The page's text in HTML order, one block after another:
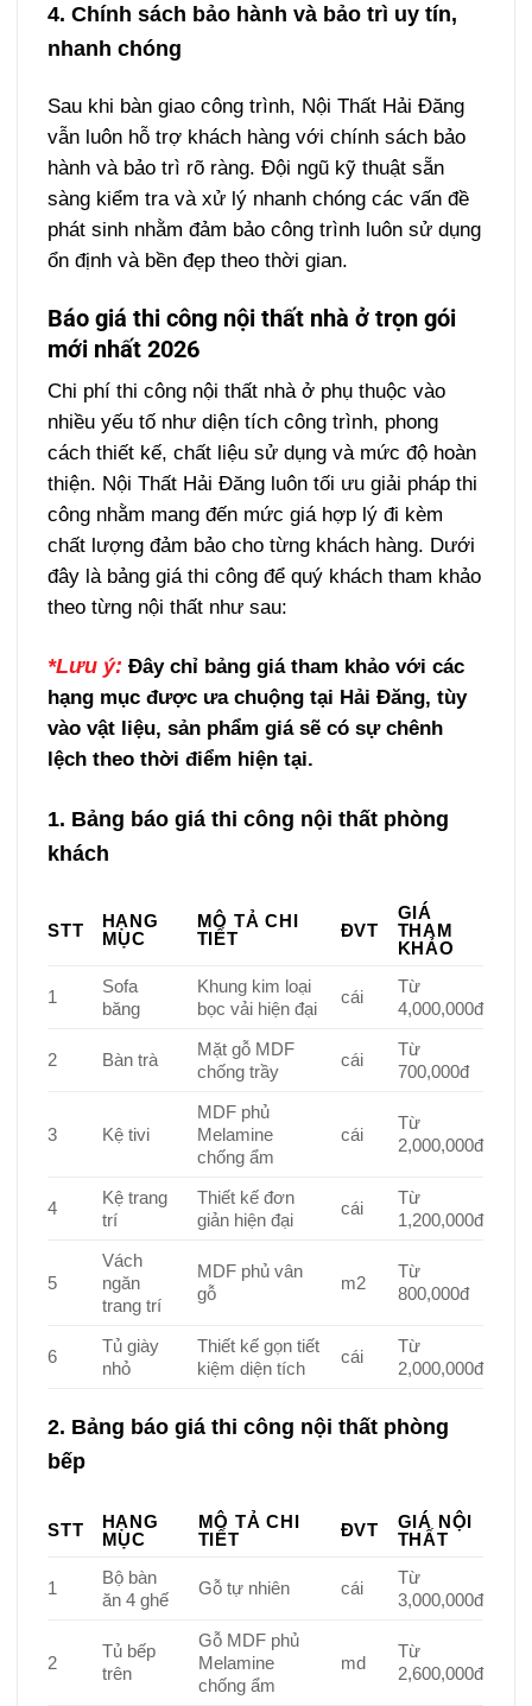
4. Chính sách bảo hành và bảo trì uy tín,
nhanh chóng
Sau khi bàn giao công trình, Nội Thất Hải Đăng
vẫn luôn hỗ trợ khách hàng với chính sách bảo
hành và bảo trì rõ ràng. Đội ngũ kỹ thuật sẵn
sàng kiểm tra và xử lý nhanh chóng các vấn đề
phát sinh nhằm đảm bảo công trình luôn sử dụng
ổn định và bền đẹp theo thời gian.
Báo giá thi công nội thất nhà ở trọn gói
mới nhất 2026
Chi phí thi công nội thất nhà ở phụ thuộc vào
nhiều yếu tố như diện tích công trình, phong
cách thiết kế, chất liệu sử dụng và mức độ hoàn
thiện. Nội Thất Hải Đăng luôn tối ưu giải pháp thi
công nhằm mang đến mức giá hợp lý đi kèm
chất lượng đảm bảo cho từng khách hàng. Dưới
đây là bảng giá thi công để quý khách tham khảo
theo từng nội thất như sau:
*Lưu ý: Đây chỉ bảng giá tham khảo với các
hạng mục được ưa chuộng tại Hải Đăng, tùy
vào vật liệu, sản phẩm giá sẽ có sự chênh
lệch theo thời điểm hiện tại.
1. Bảng báo giá thi công nội thất phòng
khách
STT
HẠNG
MỤC
MÔ TẢ CHI
TIẾT
ĐVT
GIÁ
THAM
KHẢO
1
Sofa
băng
Khung kim loại
bọc vải hiện đại
cái
Từ
4,000,000đ
2 Bàn trà
Mặt gỗ MDF
chống trầy
cái
Từ
700,000đ
3 Kệ tivi
MDF phủ
Melamine
chống ẩm
cái
Từ
2,000,000đ
4
Kệ trang
trí
Thiết kế đơn
giản hiện đại
cái
Từ
1,200,000đ
5
Vách
ngăn
trang trí
MDF phủ vân
gỗ
m2
Từ
800,000đ
6
Tủ giày
nhỏ
Thiết kế gọn tiết
kiệm diện tích
cái
Từ
2,000,000đ
2. Bảng báo giá thi công nội thất phòng
bếp
STT
HẠNG
MỤC
MÔ TẢ CHI
TIẾT
ĐVT
GIÁ NỘI
THẤT
1
Bộ bàn
ăn 4 ghế
Gỗ tự nhiên cái
Từ
3,000,000đ
2
Tủ bếp
trên
Gỗ MDF phủ
Melamine
chống ẩm
md
Từ
2,600,000đ